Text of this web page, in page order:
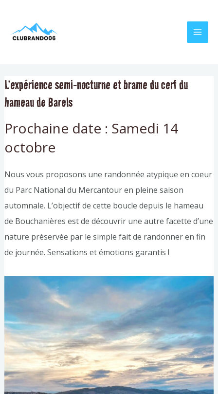
contenu
L’expérience semi-nocturne et brame du cerf du
hameau de Barels
Prochaine date : Samedi 14
octobre
Nous vous proposons une randonnée atypique en coeur
du Parc National du Mercantour en pleine saison
automnale. L’objectif de cette boucle depuis le hameau
de Bouchanières est de découvrir une autre facette d’une
nature préservée par le simple fait de randonner en fin
de journée. Sensations et émotions garantis !
de
l’article